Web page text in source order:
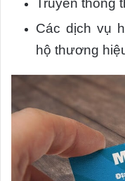
Truyền thông
Các dịch vụ
hộ thương